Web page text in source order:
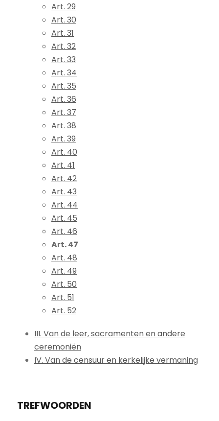
Art. 29
Art. 30
Art. 31
Art. 32
Art. 33
Art. 34
Art. 35
Art. 36
Art. 37
Art. 38
Art. 39
Art. 40
Art. 41
Art. 42
Art. 43
Art. 44
Art. 45
Art. 46
Art. 47
Art. 48
Art. 49
Art. 50
Art. 51
Art. 52
III. Van de leer, sacramenten en andere
ceremoniën
IV. Van de censuur en kerkelijke vermaning
TREFWOORDEN